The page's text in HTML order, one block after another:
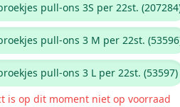
pull-ons 3S per 22st.
pull-ons 3 M per 22st.
pull-ons 3 L per 22st. (53597)
is op dit moment niet op voorraad